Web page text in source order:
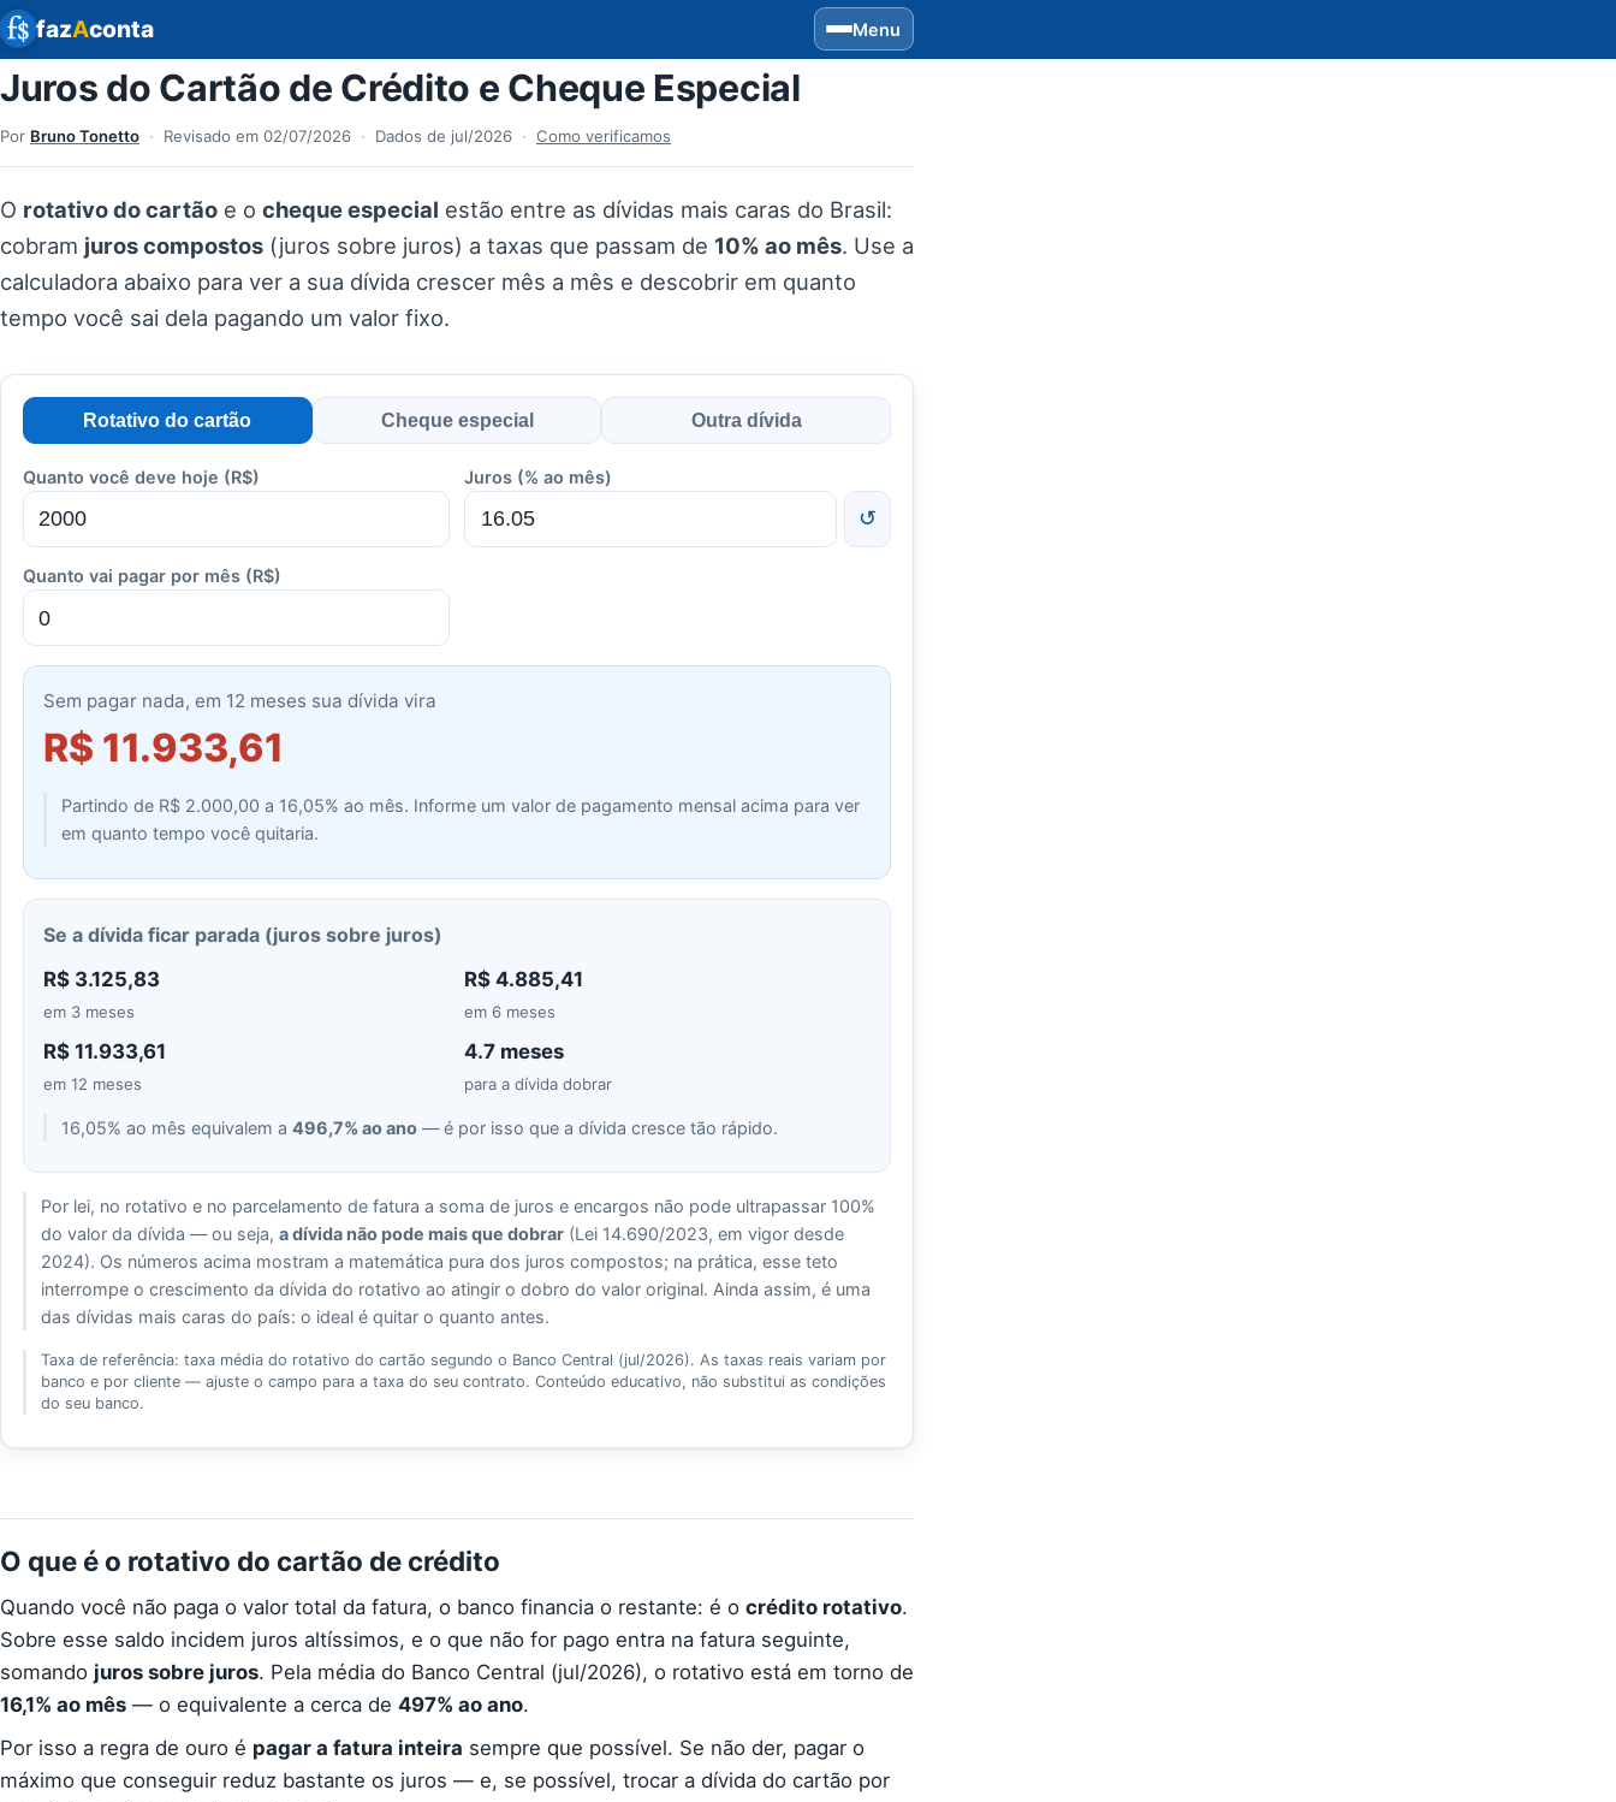
fazAconta Menu
Juros do Cartão de Crédito e Cheque Especial
Por Bruno Tonetto · Revisado em 02/07/2026 · Dados de jul/2026 · Como verificamos
O rotativo do cartão e o cheque especial estão entre as dívidas mais caras do Brasil:
cobram juros compostos (juros sobre juros) a taxas que passam de 10% ao mês. Use a
calculadora abaixo para ver a sua dívida crescer mês a mês e descobrir em quanto
tempo você sai dela pagando um valor fixo.
Rotativo do cartão Cheque especial Outra dívida
Quanto você deve hoje (R$) Juros (% ao mês)
↺
Quanto vai pagar por mês (R$)
Sem pagar nada, em 12 meses sua dívida vira
R$ 11.933,61
Partindo de R$ 2.000,00 a 16,05% ao mês. Informe um valor de pagamento mensal acima para ver
em quanto tempo você quitaria.
Se a dívida ficar parada (juros sobre juros)
R$ 3.125,83
em 3 meses
R$ 4.885,41
em 6 meses
R$ 11.933,61
em 12 meses
4.7 meses
para a dívida dobrar
16,05% ao mês equivalem a496,7%ao ano — é por isso que a dívida cresce tão rápido.
Por lei, no rotativo e no parcelamento de fatura a soma de juros e encargos não pode ultrapassar 100%
do valor da dívida — ou seja,a dívida não pode mais que dobrar (Lei 14.690/2023, em vigor desde
2024). Os números acima mostram a matemática pura dos juros compostos; na prática, esse teto
interrompe o crescimento da dívida do rotativo ao atingir o dobro do valor original. Ainda assim, é uma
das dívidas mais caras do país: o ideal é quitar o quanto antes.
Taxa de referência:taxa média do rotativo do cartão segundo o Banco Central (jul/2026). As taxas reais variam por
banco e por cliente — ajuste o campo para a taxa do seu contrato. Conteúdo educativo, não substitui as condições
do seu banco.
O que é o rotativo do cartão de crédito
Quando você não paga o valor total da fatura, o banco financia o restante: é o crédito rotativo.
Sobre esse saldo incidem juros altíssimos, e o que não for pago entra na fatura seguinte,
somando juros sobre juros. Pela média do Banco Central (jul/2026), o rotativo está em torno de
16,1% ao mês — o equivalente a cerca de 497% ao ano.
Por isso a regra de ouro é pagar a fatura inteira sempre que possível. Se não der, pagar o
máximo que conseguir reduz bastante os juros — e, se possível, trocar a dívida do cartão por